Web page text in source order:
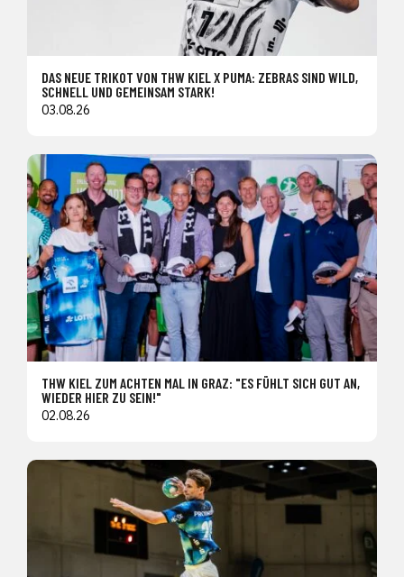
DAS NEUE TRIKOT VON THW KIEL X PUMA: ZEBRAS SIND WILD,
SCHNELL UND GEMEINSAM STARK!
03.08.26
THW KIEL ZUM ACHTEN MAL IN GRAZ: "ES FÜHLT SICH GUT AN,
WIEDER HIER ZU SEIN!"
02.08.26